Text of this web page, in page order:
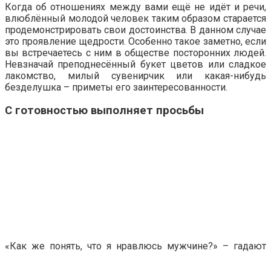
Когда об отношениях между вами ещё не идёт и речи,
влюблённый молодой человек таким образом старается
продемонстрировать свои достоинства. В данном случае
это проявление щедрости. Особенно такое заметно, если
вы встречаетесь с ним в обществе посторонних людей.
Невзначай преподнесённый букет цветов или сладкое
лакомство, милый сувенирчик или какая-нибудь
безделушка – приметы его заинтересованности.
С готовностью выполняет просьбы
«Как же понять, что я нравлюсь мужчине?» – гадают